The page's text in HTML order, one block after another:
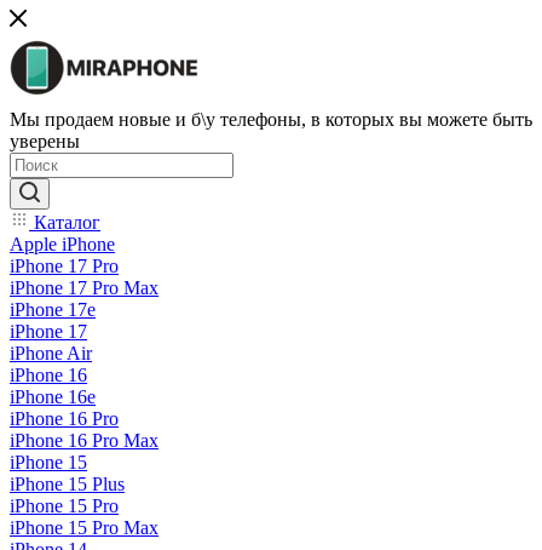
Мы продаем новые и б\у телефоны, в которых вы можете быть
уверены
Каталог
Apple iPhone
iPhone 17 Pro
iPhone 17 Pro Max
iPhone 17e
iPhone 17
iPhone Air
iPhone 16
iPhone 16e
iPhone 16 Pro
iPhone 16 Pro Max
iPhone 15
iPhone 15 Plus
iPhone 15 Pro
iPhone 15 Pro Max